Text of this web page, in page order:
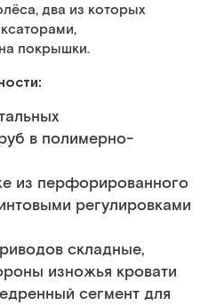
два из которых
покрышки.
в полимерно-
из перфорированного
регулировками
складные,
изножья кровати
сегмент для